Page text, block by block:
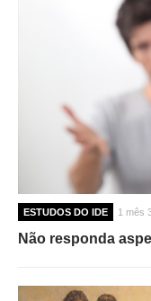
ESTUDOS DO IDE 1 mês
Não responda